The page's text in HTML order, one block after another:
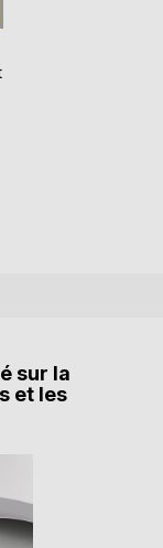
sur la
et les